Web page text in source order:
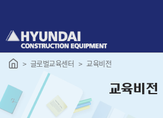
로
가
글로벌교육센터 교육비전
교육비전